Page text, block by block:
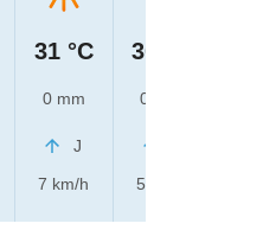
31 °C
0 mm
J
7 km/h
30 °C
0 mm
5 km/h